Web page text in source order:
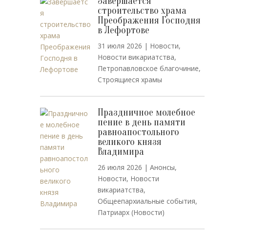
строительство храма
Преображения Господня
в Лефортове
31 июля 2026 | Новости,
Новости викариатства,
Петропавловское благочиние,
Строящиеся храмы
Праздничное молебное
пение в день памяти
равноапостольного
великого князя
Владимира
26 июля 2026 | Анонсы,
Новости, Новости
викариатства,
Общеепархиальные события,
Патриарх (Новости)